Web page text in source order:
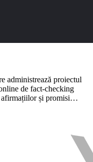
administrează proiectul
de fact-checking
afirmațiilor și promisi…